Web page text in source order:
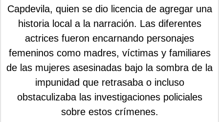
Capdevila, quien se dio licencia de agregar una
historia local a la narración. Las diferentes
actrices fueron encarnando personajes
femeninos como madres, víctimas y familiares
de las mujeres asesinadas bajo la sombra de la
impunidad que retrasaba o incluso
obstaculizaba las investigaciones policiales
sobre estos crímenes.